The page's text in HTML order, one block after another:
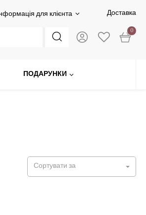
для клієнта Доставка
0
ПОДАРУНКИ
Сортувати за